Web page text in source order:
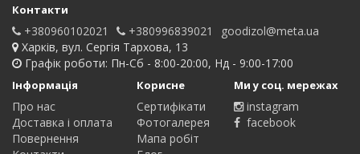
Контакти
+380960102021 +380996839021
goodizol@meta.ua
Харків, вул. Сергія Тархова, 13
Графік роботи: Пн-Сб - 8:00-20:00, Нд - 9:00-17:00
Інформація
Про нас
Доставка і оплата
Повернення
Корисне
Сертифікати
Фотогалерея
Мапа робіт
Ми у соц. мережах
instagram
facebook